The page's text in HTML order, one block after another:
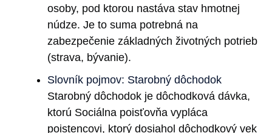
osoby, pod ktorou nastáva stav hmotnej
núdze. Je to suma potrebná na
zabezpečenie základných životných potrieb
(strava, bývanie).
Slovník pojmov: Starobný dôchodok
Starobný dôchodok je dôchodková dávka,
ktorú Sociálna poisťovňa vypláca
poistencovi, ktorý dosiahol dôchodkový vek